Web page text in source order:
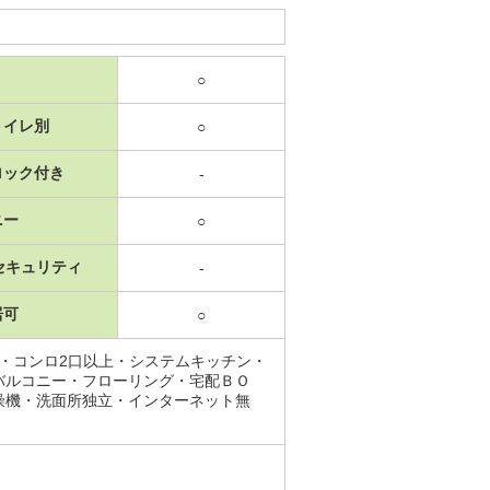
○
レ別 ○
ク付き -
ー ○
キュリティ -
可 ○
コンロ2口以上・システムキッチン・
コニー・フローリング・宅配ＢＯ
・洗面所独立・インターネット無